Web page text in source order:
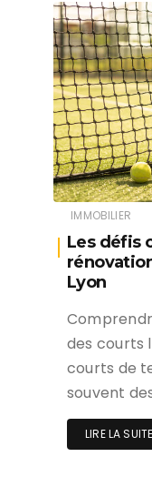
IMMOBILIER
Les défis
Lyon
des courts
courts de
souvent
LIRE LA SUITE